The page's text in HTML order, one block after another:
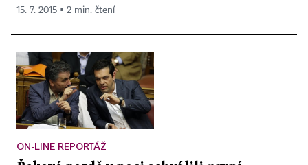
15. 7. 2015 ▪ 2 min. čtení
ON-LINE REPORTÁŽ